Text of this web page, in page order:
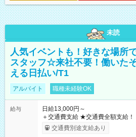
未読
人気イベントも！好きな場所
スタッフ☆来社不要！働いた
える日払い/T1
アルバイト 職種未経験OK
給与
日給13,000円～
＋交通費支給 ★交通費全額支給！ ┗案件により規定あり ★日払
いOK！（規定あり） ┗働いたそ
ンビニATMから 日払い分を引き落とせます！
交通費別途支給あり